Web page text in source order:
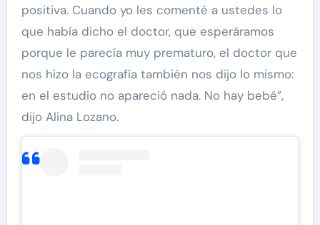
positiva. Cuando yo les comenté a ustedes lo
que había dicho el doctor, que esperáramos
porque le parecía muy prematuro, el doctor que
nos hizo la ecografía también nos dijo lo mismo:
en el estudio no apareció nada. No hay bebé”,
dijo Alina Lozano.